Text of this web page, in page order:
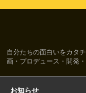
自分たちの面白いをカタ
画・プロデュース・開発
お知らせ